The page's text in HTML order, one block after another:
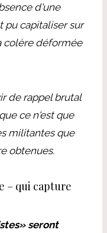
d'une
pu capitaliser sur
colère déformée
de rappel brutal
ce n'est que
militantes que
obtenues.
– qui capture
seront